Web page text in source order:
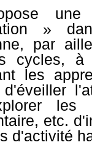
»
par
cycles, à
les
d'éveiller
les
etc.
d'activité